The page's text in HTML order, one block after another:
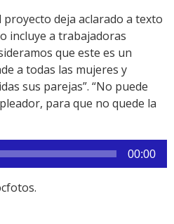
deja aclarado a texto
incluye a trabajadoras
que este es un
a todas las mujeres y
sus parejas”. “No puede
para que no quede la
00:00